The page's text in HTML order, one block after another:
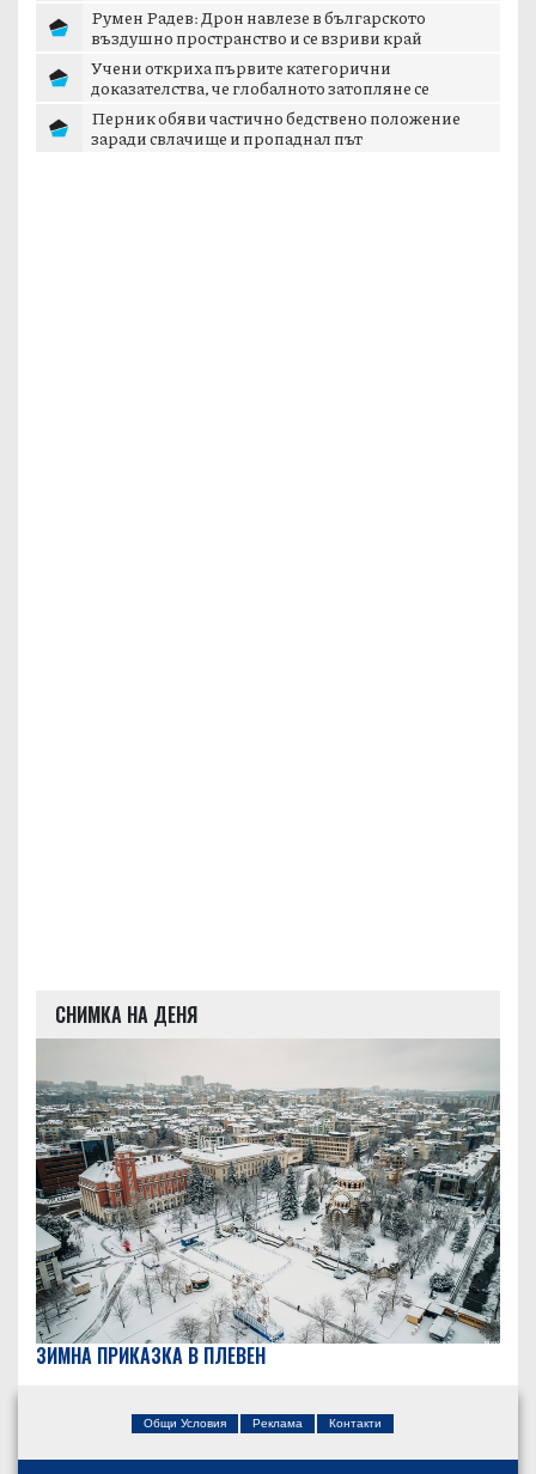
Румен Радев: Дрон навлезе в българското
въздушно пространство и се взриви край
Учени откриха първите категорични
доказателства, че глобалното затопляне се
Перник обяви частично бедствено положение
заради свлачище и пропаднал път
СНИМКА НА ДЕНЯ
ЗИМНА ПРИКАЗКА В ПЛЕВЕН
Общи Условия Реклама Контакти